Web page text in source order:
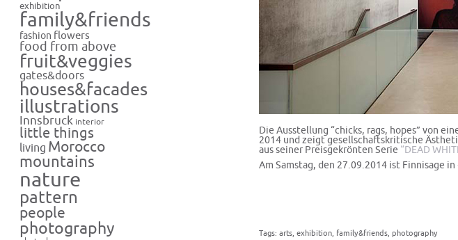
exhibition
family&friends
fashion flowers
food from above
fruit&veggies
gates&doors
houses&facades
illustrations
Innsbruck interior
little things
living Morocco
mountains
nature
pattern
people
photography
Die Ausstellung “chicks, rags, hopes” von
2014 und zeigt gesellschaftskritische
aus seiner Preisgekrönten Serie “DEAD
Am Samstag, den 27.09.2014 ist Finnisage
Tags: arts exhibition family&friends photography